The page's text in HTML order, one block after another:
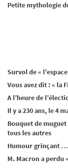
Petite mythologie
Survol de «
Vous avez dit : « la
A l’heure de
Il y a 230 ans, le 4
Bouquet de
tous les autres
Humour grinçant
M. Macron a perdu